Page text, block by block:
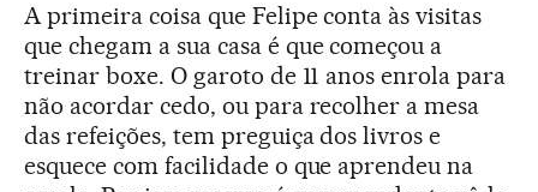
A primeira coisa que Felipe conta às visitas
que chegam a sua casa é que começou a
treinar boxe. O garoto de 11 anos enrola para
não acordar cedo, ou para recolher a mesa
das refeições, tem preguiça dos livros e
esquece com facilidade o que aprendeu na